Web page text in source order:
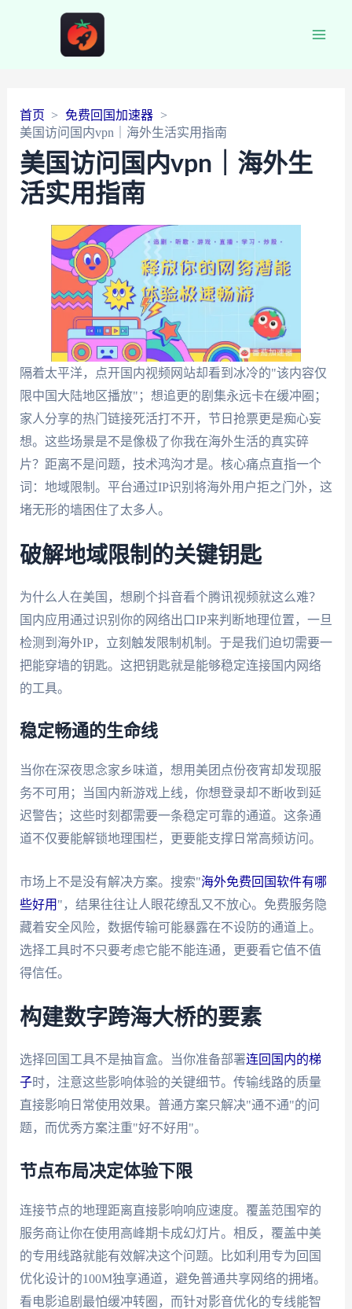
首页
免费回国加速器
美国访问国内vpn｜海外生活实用指南
美国访问国内vpn｜海外生
活实用指南
隔着太平洋，点开国内视频网站却看到冰冷的"该内容仅
限中国大陆地区播放"；想追更的剧集永远卡在缓冲圈；
家人分享的热门链接死活打不开，节日抢票更是痴心妄
想。这些场景是不是像极了你我在海外生活的真实碎
片？距离不是问题，技术鸿沟才是。核心痛点直指一个
词：地域限制。平台通过IP识别将海外用户拒之门外，这
堵无形的墙困住了太多人。
破解地域限制的关键钥匙
为什么人在美国，想刷个抖音看个腾讯视频就这么难？
国内应用通过识别你的网络出口IP来判断地理位置，一旦
检测到海外IP，立刻触发限制机制。于是我们迫切需要一
把能穿墙的钥匙。这把钥匙就是能够稳定连接国内网络
的工具。
稳定畅通的生命线
当你在深夜思念家乡味道，想用美团点份夜宵却发现服
务不可用；当国内新游戏上线，你想登录却不断收到延
迟警告；这些时刻都需要一条稳定可靠的通道。这条通
道不仅要能解锁地理围栏，更要能支撑日常高频访问。
市场上不是没有解决方案。搜索"海外免费回国软件有哪
些好用 "，结果往往让人眼花缭乱又不放心。免费服务隐
藏着安全风险，数据传输可能暴露在不设防的通道上。
选择工具时不只要考虑它能不能连通，更要看它值不值
得信任。
构建数字跨海大桥的要素
选择回国工具不是抽盲盒。当你准备部署连回国内的梯
子时，注意这些影响体验的关键细节。传输线路的质量
直接影响日常使用效果。普通方案只解决"通不通"的问
题，而优秀方案注重"好不好用"。
节点布局决定体验下限
连接节点的地理距离直接影响响应速度。覆盖范围窄的
服务商让你在使用高峰期卡成幻灯片。相反，覆盖中美
的专用线路就能有效解决这个问题。比如利用专为回国
优化设计的100M独享通道，避免普通共享网络的拥堵。
看电影追剧最怕缓冲转圈，而针对影音优化的专线能智